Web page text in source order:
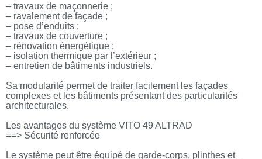
– travaux de maçonnerie ;
– ravalement de façade ;
– pose d’enduits ;
– travaux de couverture ;
– rénovation énergétique ;
– isolation thermique par l’extérieur ;
– entretien de bâtiments industriels.
Sa modularité permet de traiter facilement les façades
complexes et les bâtiments présentant des particularités
architecturales.
Les avantages du système VITO 49 ALTRAD
==> Sécurité renforcée
Le système peut être équipé de garde-corps, plinthes et